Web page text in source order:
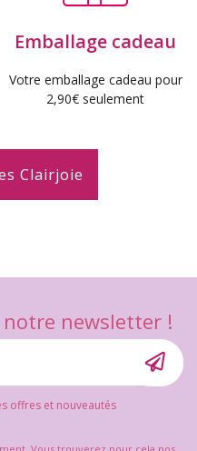
Emballage cadeau
Votre emballage cadeau pour
2,90€ seulement
Clairjoie
notre newsletter !
offres et nouveautés